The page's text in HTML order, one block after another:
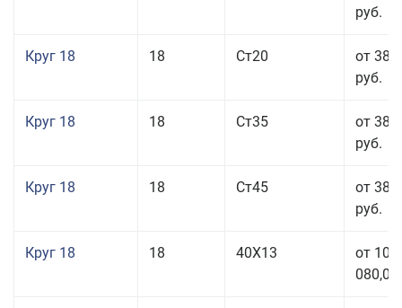
руб.
Круг 18 18 Ст20
от 38
руб.
Круг 18 18 Ст35
от 38
руб.
Круг 18 18 Ст45
от 38
руб.
Круг 18 18 40Х13
от 103
080,00